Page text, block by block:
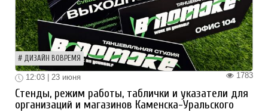
ДИЗАЙН ВОВРЕМЯ
1783
12:03 | 23 июня
Стенды, режим работы, таблички и указатели для
организаций и магазинов Каменска-Уральского